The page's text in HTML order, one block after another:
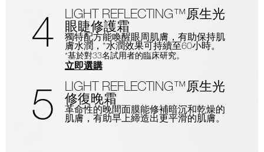
4
LIGHT REFLECTING™原生光
眼睫修護霜
獨特配方能喚醒眼周肌膚，有助保持肌
膚水潤，*水潤效果可持續至60小時。
*基於對33名試用者的臨床研究。
立即選購
5
LIGHT REFLECTING™原生光
修復晚霜
革命性的晚間面膜能修補暗沉和乾燥的
肌膚，有助早上締造出更平滑的肌膚。